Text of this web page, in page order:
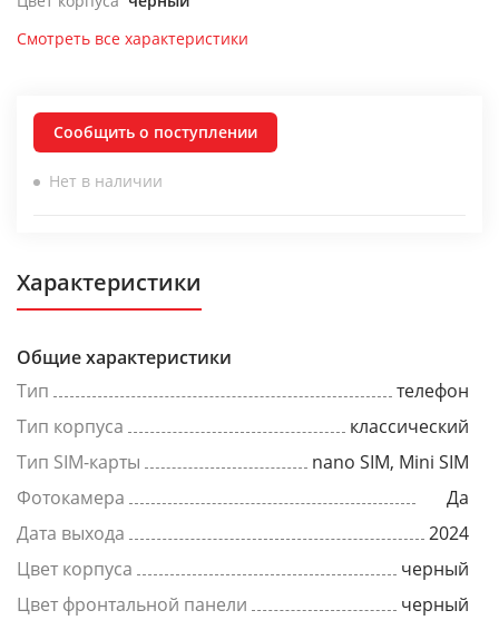
Смотреть все характеристики
Сообщить о поступлении
Нет в наличии
Характеристики
Общие характеристики
Тип
телефон
Тип корпуса
классический
Тип SIM-карты
nano SIM, Mini SIM
Фотокамера
Да
Дата выхода
2024
Цвет корпуса
черный
Цвет фронтальной панели
черный